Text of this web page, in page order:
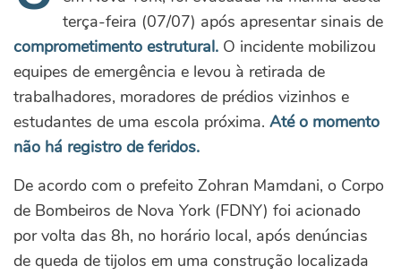
terça-feira (07/07) após apresentar sinais de
comprometimento estrutural. O incidente mobilizou
equipes de emergência e levou à retirada de
trabalhadores, moradores de prédios vizinhos e
estudantes de uma escola próxima. Até o momento
não há registro de feridos.
De acordo com o prefeito Zohran Mamdani, o Corpo
de Bombeiros de Nova York (FDNY) foi acionado
por volta das 8h, no horário local, após denúncias
de queda de tijolos em uma construção localizada